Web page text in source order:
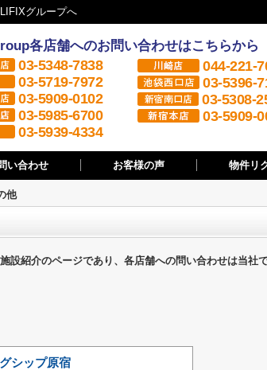
グループへ
各店舗へのお問い合わせはこちらから
03-5348-7838
03-5719-7972
03-5909-0102
03-5985-6700
03-5939-4334
044-221-
03-5396-
03-5308-
03-5909-
い合わせ お客様の声 物件リ
他
設紹介のページであり、各店舗への問い合わせは当社
シップ原宿